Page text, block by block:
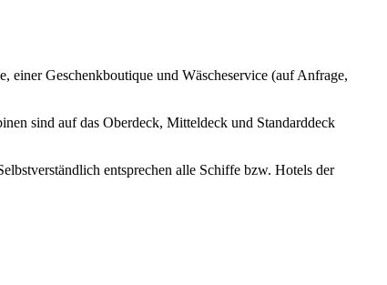
einer Geschenkboutique und Wäscheservice (auf Anfrage,
sind auf das Oberdeck, Mitteldeck und Standarddeck
entsprechen alle Schiffe bzw. Hotels der